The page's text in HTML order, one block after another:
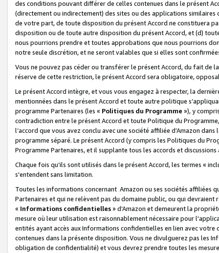
des conditions pouvant différer de celles contenues dans le présent
(directement ou indirectement) des sites ou des applications
de votre part, de toute disposition du présent Accord ne constituera
disposition ou de toute autre disposition du présent Accord, et (d)
nous pourrions prendre et toutes approbations que nous pourrions
notre seule discrétion, et ne seront valables que si elles sont
Vous ne pouvez pas céder ou transférer le présent Accord, du fait de
réserve de cette restriction, le présent Accord sera obligatoire,
Le présent Accord intègre, et vous vous engagez à respecter, la
mentionnées dans le présent Accord et toute autre politique
programme Partenaires (les « Politiques du Programme »), y
contradiction entre le présent Accord et toute Politique du
l’accord que vous avez conclu avec une société affiliée d’Amazon
programme séparé. Le présent Accord (y compris les Politiques du
Programme Partenaires, et il supplante tous les accords et discussions
Chaque fois qu’ils sont utilisés dans le présent Accord, les termes «
s'entendent sans limitation.
Toutes les informations concernant Amazon ou ses sociétés affiliées
Partenaires et qui ne relèvent pas du domaine public, ou qui
« Informations confidentielles» d’Amazon et demeurent la
mesure où leur utilisation est raisonnablement nécessaire pour
entités ayant accès aux Informations confidentielles en lien avec
contenues dans la présente disposition. Vous ne divulguerez pas les
obligation de confidentialité) et vous devrez prendre toutes les